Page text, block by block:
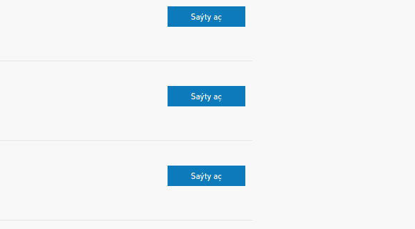
Saýty aç
Saýty aç
Saýty aç